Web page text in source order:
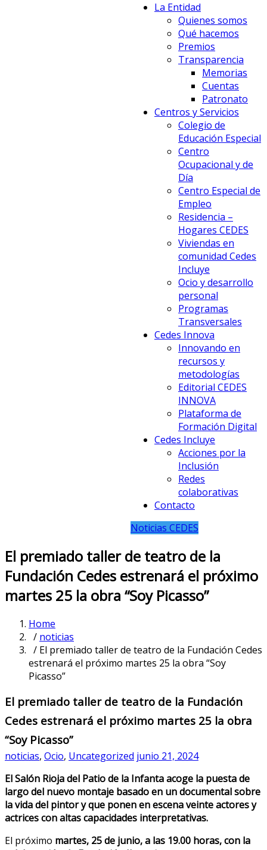
La Entidad
Quienes somos
Qué hacemos
Premios
Transparencia
Memorias
Cuentas
Patronato
Centros y Servicios
Colegio de
Educación Especial
Centro
Ocupacional y de
Día
Centro Especial de
Empleo
Residencia –
Hogares CEDES
Viviendas en
comunidad Cedes
Incluye
Ocio y desarrollo
personal
Programas
Transversales
Cedes Innova
Innovando en
recursos y
metodologías
Editorial CEDES
INNOVA
Plataforma de
Formación Digital
Cedes Incluye
Acciones por la
Inclusión
Redes
colaborativas
Contacto
Noticias CEDES
El premiado taller de teatro de la
Fundación Cedes estrenará el próximo
martes 25 la obra “Soy Picasso”
Home
/ noticias
/ El premiado taller de teatro de la Fundación Cedes
estrenará el próximo martes 25 la obra “Soy
Picasso”
El premiado taller de teatro de la Fundación
Cedes estrenará el próximo martes 25 la obra
“Soy Picasso”
noticias, Ocio, Uncategorized junio 21, 2024
El Salón Rioja del Patio de la Infanta acoge la puesta de
largo del nuevo montaje basado en un documental sobre
la vida del pintor y que ponen en escena veinte actores y
actrices con altas capacidades interpretativas.
El próximo martes, 25 de junio, a las 19.00 horas, con la